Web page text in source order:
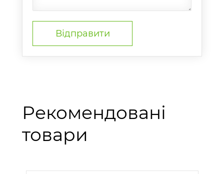
Рекомендовані
товари